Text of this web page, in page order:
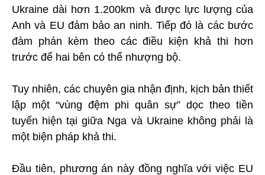
Ukraine dài hơn 1.200km và được lực lượng của
Anh và EU đảm bảo an ninh. Tiếp đó là các bước
đàm phán kèm theo các điều kiện khả thi hơn
trước để hai bên có thể nhượng bộ.
Tuy nhiên, các chuyên gia nhận định, kịch bản thiết
lập một “vùng đệm phi quân sự” dọc theo tiền
tuyến hiện tại giữa Nga và Ukraine không phải là
một biện pháp khả thi.
Đầu tiên, phương án này đồng nghĩa với việc EU